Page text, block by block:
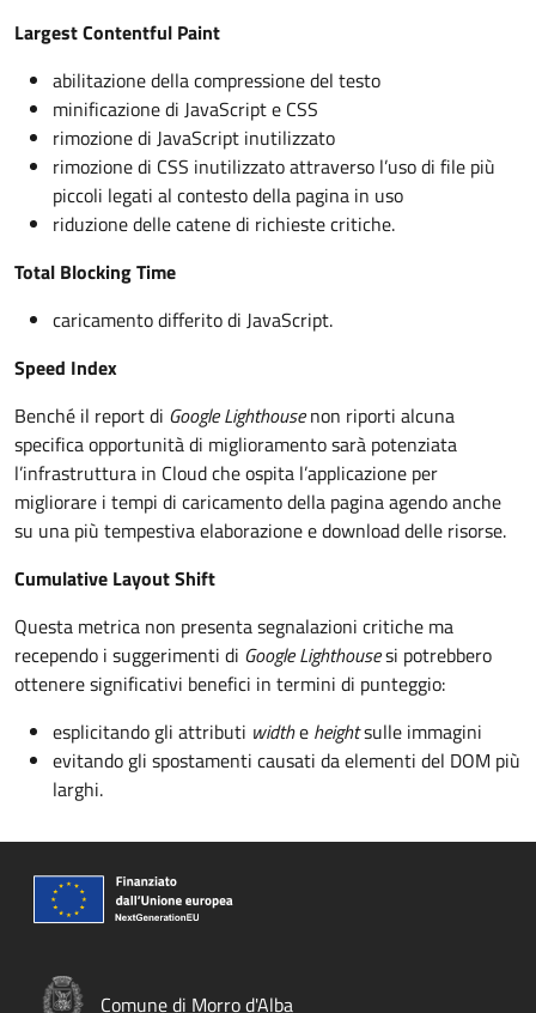
Largest Contentful Paint
abilitazione della compressione del testo
minificazione di JavaScript e CSS
rimozione di JavaScript inutilizzato
rimozione di CSS inutilizzato attraverso l’uso di file più
piccoli legati al contesto della pagina in uso
riduzione delle catene di richieste critiche.
Total Blocking Time
caricamento differito di JavaScript.
Speed Index
Benché il report di Google Lighthousenon riporti alcuna
specifica opportunità di miglioramento sarà potenziata
l’infrastruttura in Cloud che ospita l’applicazione per
migliorare i tempi di caricamento della pagina agendo anche
su una più tempestiva elaborazione e download delle risorse.
Cumulative Layout Shift
Questa metrica non presenta segnalazioni critiche ma
recependo i suggerimenti di Google Lighthousesi potrebbero
ottenere significativi benefici in termini di punteggio:
esplicitando gli attributi widthe heightsulle immagini
evitando gli spostamenti causati da elementi del DOM più
larghi.
Comune di Morro d'Alba